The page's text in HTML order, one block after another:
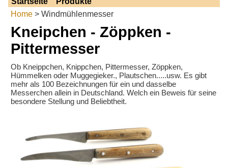
Home > Windmühlenmesser
Kneipchen - Zöppken -
Pittermesser
Ob Kneippchen, Knippchen, Pittermesser, Zöppken,
Hümmelken oder Muggegieker., Plautschen.....usw. Es gibt
mehr als 100 Bezeichnungen für ein und dasselbe
Messerchen allein in Deutschland. Welch ein Beweis für seine
besondere Stellung und Beliebtheit.